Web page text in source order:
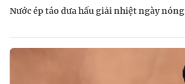
Nước ép táo dưa hấu giải nhiệt ngày nóng